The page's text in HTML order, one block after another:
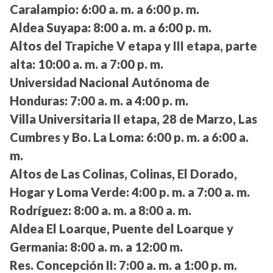
Caralampio: 6:00 a. m. a 6:00 p. m.
Aldea Suyapa: 8:00 a. m. a 6:00 p. m.
Altos del Trapiche V etapa y III etapa, parte
alta: 10:00 a. m. a 7:00 p. m.
Universidad Nacional Autónoma de
Honduras: 7:00 a. m. a 4:00 p. m.
Villa Universitaria II etapa, 28 de Marzo, Las
Cumbres y Bo. La Loma: 6:00 p. m. a 6:00 a.
m.
Altos de Las Colinas, Colinas, El Dorado,
Hogar y Loma Verde: 4:00 p. m. a 7:00 a. m.
Rodríguez: 8:00 a. m. a 8:00 a. m.
Aldea El Loarque, Puente del Loarque y
Germania: 8:00 a. m. a 12:00 m.
Res. Concepción II: 7:00 a. m. a 1:00 p. m.